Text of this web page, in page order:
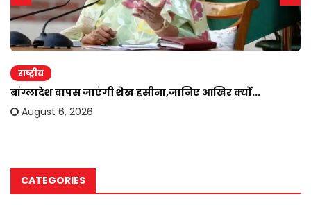
राष्ट्रीय
बांग्लादेश वापस जाएंगी शेख हसीना,जानिए आखिर क्यों...
August 6, 2026
CATEGORIES